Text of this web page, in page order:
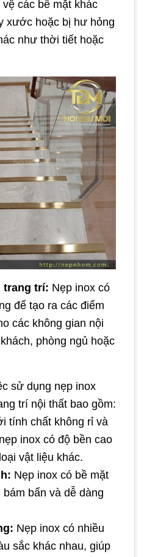
các bề mặt khác
xước hoặc bị hư hỏng
như thời tiết hoặc
trang trí: Nẹp inox có
để tạo ra các điểm
các không gian nội
phòng ngủ hoặc
sử dụng nẹp inox
trí nội thất bao gồm:
tính chất không rỉ và
inox có độ bền cao
vật liệu khác.
Nẹp inox có bề mặt
bám bẩn và dễ dàng
Nẹp inox có nhiều
sắc khác nhau, giúp